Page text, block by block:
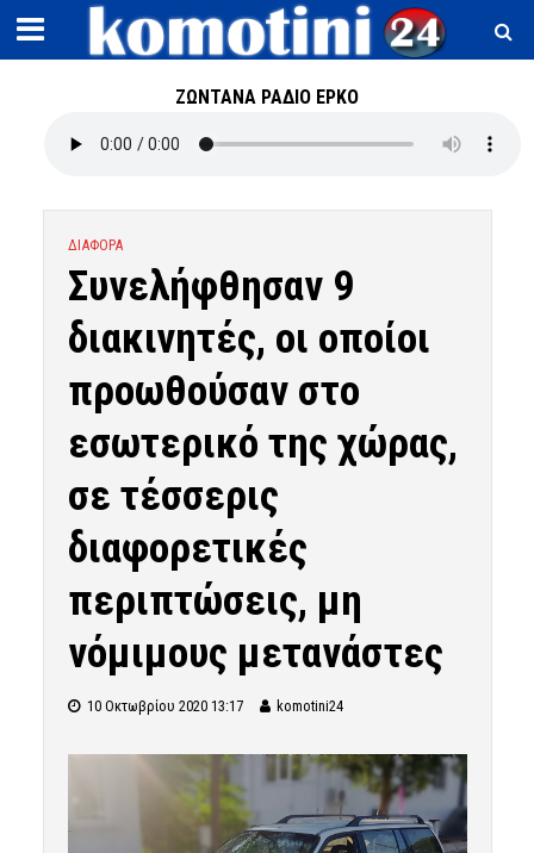
ΖΩΝΤΑΝΑ ΡΑΔΙΟ ΕΡΚΟ
ΔΙΑΦΟΡΑ
Συνελήφθησαν 9
διακινητές, οι οποίοι
προωθούσαν στο
εσωτερικό της χώρας,
σε τέσσερις
διαφορετικές
περιπτώσεις, μη
νόμιμους μετανάστες
10 Οκτωβρίου 2020 13:17 komotini24